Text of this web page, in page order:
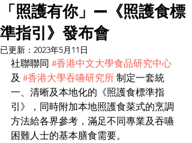
「照護有你」—《照護食標
準指引》發布會
已更新： 2023年5月11日
社聯聯同 #香港中文大學食品研究中心
及 #香港大學吞嚥研究所 制定一套統
一、清晰及本地化的《照護食標準指
引》，同時附加本地照護食菜式的烹調
方法給各界參考，滿足不同專業及吞嚥
困難人士的基本膳食需要。